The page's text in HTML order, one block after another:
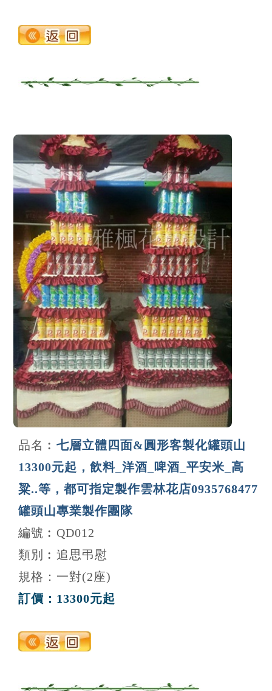
品名︰七層立體四面&圓形客製化罐頭山
13300元起，飲料_洋酒_啤酒_平安米_高
粱..等，都可指定製作雲林花店0935768477
罐頭山專業製作團隊
編號︰QD012
類別︰追思弔慰
規格：一對(2座)
訂價：13300元起